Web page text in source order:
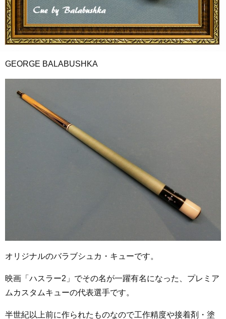
GEORGE BALABUSHKA
オリジナルのバラブシュカ・キューです。
映画「ハスラー2」でその名が一躍有名になった、プレミア
ムカスタムキューの代表選手です。
半世紀以上前に作られたものなので工作精度や接着剤・塗